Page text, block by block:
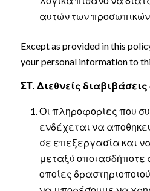
αυτών των
Except as provided in this
your personal information to
ΣΤ. Διεθνείς
Οι πληροφορίες που
ενδέχεται να
σε επεξεργασία και
μεταξύ οποιασδήποτε
οποίες